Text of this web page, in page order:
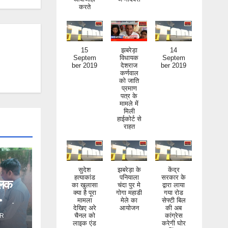
ने
15
ber 2019
झबरेड़ा
विधायक
देशराज
कर्णवाल
को जाति
प्रमाण
पत्र के
मामले में
मिली
हाईकोर्ट से
राहत
14
ber 2019
सुदेश
हत्याकांड
का खुलासा
क्या है पूरा
मामला
देखिए अरे
चैनल को
लाइक एंड
सब्सक्राइ
ब जरूर
झबरेड़ा के
पनियाला
चंदा पुर मे
गोगा महाडी
मेले का
आयोजन
केंद्र
सरकार के
द्वारा लाया
गया रोड
सेफ्टी बिल
की अब
कांग्रेस
करेगी घोर
निंदा